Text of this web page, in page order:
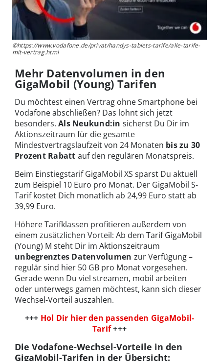
©https://www.vodafone.de/privat/handys-tablets-tarife/alle-tarife-
mit-vertrag.html
Mehr Datenvolumen in den
GigaMobil (Young) Tarifen
Du möchtest einen Vertrag ohne Smartphone bei
Vodafone abschließen? Das lohnt sich jetzt
besonders. Als Neukund:in sicherst Du Dir im
Aktionszeitraum für die gesamte
Mindestvertragslaufzeit von 24 Monaten bis zu 30
Prozent Rabatt auf den regulären Monatspreis.
Beim Einstiegstarif GigaMobil XS sparst Du aktuell
zum Beispiel 10 Euro pro Monat. Der GigaMobil S-
Tarif kostet Dich monatlich ab 24,99 Euro statt ab
39,99 Euro.
Höhere Tarifklassen profitieren außerdem von
einem zusätzlichen Vorteil: Ab dem Tarif GigaMobil
(Young) M steht Dir im Aktionszeitraum
unbegrenztes Datenvolumen zur Verfügung –
regulär sind hier 50 GB pro Monat vorgesehen.
Gerade wenn Du viel streamen, mobil arbeiten
oder unterwegs gamen möchtest, kann sich dieser
Wechsel-Vorteil auszahlen.
+++ Hol Dir hier den passenden GigaMobil-
Tarif+++
Die Vodafone-Wechsel-Vorteile in den
GigaMobil-Tarifen in der Übersicht: